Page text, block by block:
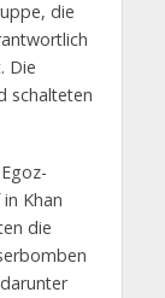
die
Die
schalteten
Khan
die